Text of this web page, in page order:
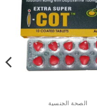
الصحة الجنسية